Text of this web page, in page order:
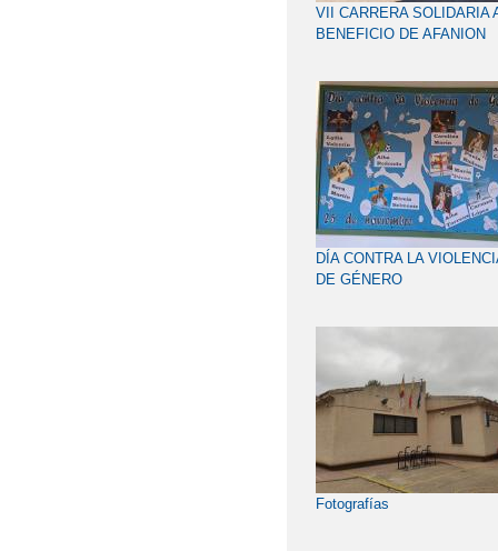
VII CARRERA SOLIDARIA
BENEFICIO DE AFANION
DÍA CONTRA LA
DE GÉNERO
Fotografías